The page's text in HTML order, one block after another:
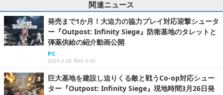
関連ニュース
発売まで1か月！大迫力の協力プレイ対応迎撃シュータ
ー『Outpost: Infinity Siege』防衛基地のタレットと
弾薬供給の紹介動画公開
PC
2024.2.28 Wed 9:00
巨大基地を建設し迫りくる敵と戦うCo-op対応シュー
ター『Outpost: Infinity Siege』現地時間3月26日発